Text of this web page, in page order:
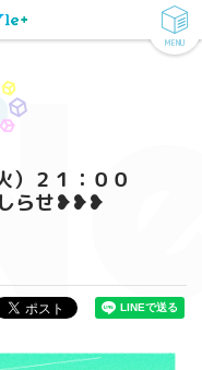
MENU
）２１：００
しらせ❥❥❥